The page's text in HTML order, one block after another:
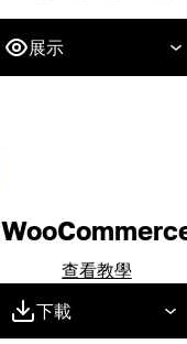
展示
查看教學
下載